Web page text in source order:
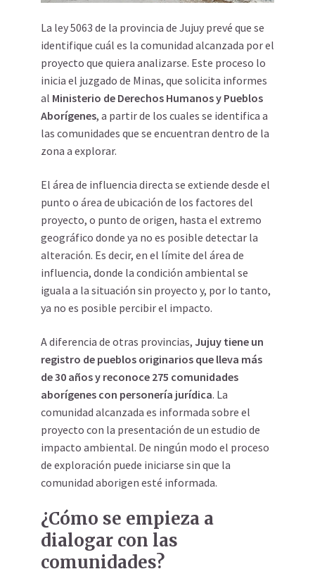
La ley 5063 de la provincia de Jujuy prevé que se
identifique cuál es la comunidad alcanzada por el
proyecto que quiera analizarse. Este proceso lo
inicia el juzgado de Minas, que solicita informes
al Ministerio de Derechos Humanos y Pueblos
Aborígenes, a partir de los cuales se identifica a
las comunidades que se encuentran dentro de la
zona a explorar.
El área de influencia directa se extiende desde el
punto o área de ubicación de los factores del
proyecto, o punto de origen, hasta el extremo
geográfico donde ya no es posible detectar la
alteración. Es decir, en el límite del área de
influencia, donde la condición ambiental se
iguala a la situación sin proyecto y, por lo tanto,
ya no es posible percibir el impacto.
A diferencia de otras provincias, Jujuy tiene un
registro de pueblos originarios que lleva más
de 30 años y reconoce 275 comunidades
aborígenes con personería jurídica. La
comunidad alcanzada es informada sobre el
proyecto con la presentación de un estudio de
impacto ambiental. De ningún modo el proceso
de exploración puede iniciarse sin que la
comunidad aborigen esté informada.
¿Cómo se empieza a
dialogar con las
comunidades?